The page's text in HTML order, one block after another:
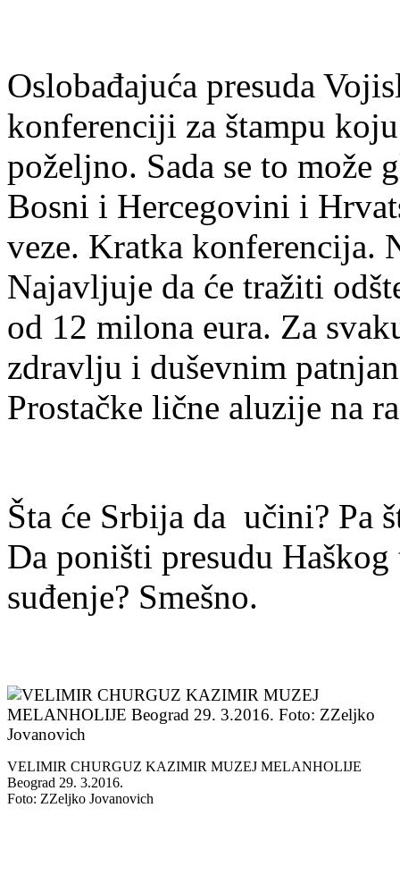
Oslobađajuća presuda
konferenciji za štampu
poželjno. Sada se to može
Bosni i Hercegovini i
veze. Kratka konferencija.
Najavljuje da će tražiti
od 12 milona eura. Za
zdravlju i duševnim
Prostačke lične aluzije na
Šta će Srbija da učini? Pa
Da poništi presudu
suđenje? Smešno.
VELIMIR CHURGUZ KAZIMIR MUZEJ MELANHOLIJE
Beograd 29. 3.2016.
Foto: ZZeljko Jovanovich